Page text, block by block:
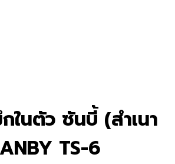
ในตัว ซันบี้ (สำเนา
TS-6